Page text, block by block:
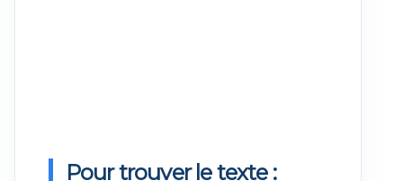
Pour trouver le texte :